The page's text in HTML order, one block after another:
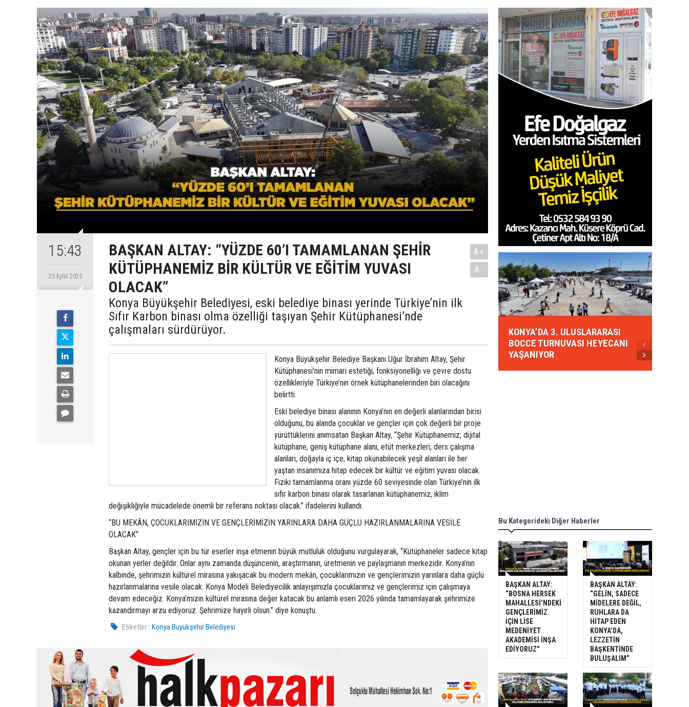
15:43
25 Eylül 2025
BAŞKAN ALTAY: “YÜZDE 60’I TAMAMLANAN ŞEHİR
KÜTÜPHANEMİZ BİR KÜLTÜR VE EĞİTİM YUVASI
OLACAK”
Konya Büyükşehir Belediyesi, eski belediye binası yerinde Türkiye’nin ilk
Sıfır Karbon binası olma özelliği taşıyan Şehir Kütüphanesi’nde
çalışmaları sürdürüyor.
A+
A-
Konya Büyükşehir Belediye Başkanı Uğur İbrahim Altay, Şehir
Kütüphanesi’nin mimari estetiği, fonksiyonelliği ve çevre dostu
özellikleriyle Türkiye’nin örnek kütüphanelerinden biri olacağını
belirtti.
Eski belediye binası alanının Konya’nın en değerli alanlarından birisi
olduğunu, bu alanda çocuklar ve gençler için çok değerli bir proje
yürüttüklerini anımsatan Başkan Altay, “Şehir Kütüphanemiz; dijital
kütüphane, geniş kütüphane alanı, etüt merkezleri, ders çalışma
alanları, doğayla iç içe, kitap okunabilecek yeşil alanları ile her
yaştan insanımıza hitap edecek bir kültür ve eğitim yuvası olacak.
Fiziki tamamlanma oranı yüzde 60 seviyesinde olan Türkiye’nin ilk
sıfır karbon binası olarak tasarlanan kütüphanemiz, iklim
değişikliğiyle mücadelede önemli bir referans noktası olacak.” ifadelerini kullandı.
“BU MEKÂN, ÇOCUKLARIMIZIN VE GENÇLERİMİZİN YARINLARA DAHA GÜÇLÜ HAZIRLANMALARINA VESİLE
OLACAK”
Başkan Altay, gençler için bu tür eserler inşa etmenin büyük mutluluk olduğunu vurgulayarak, “Kütüphaneler sadece kitap
okunan yerler değildir. Onlar aynı zamanda düşüncenin, araştırmanın, üretmenin ve paylaşmanın merkezidir. Konya’nın
kalbinde, şehrimizin kültürel mirasına yakışacak bu modern mekân, çocuklarımızın ve gençlerimizin yarınlara daha güçlü
hazırlanmalarına vesile olacak. Konya Modeli Belediyecilik anlayışımızla çocuklarımız ve gençlerimiz için çalışmaya
devam edeceğiz. Konya’mızın kültürel mirasına değer katacak bu anlamlı eseri 2026 yılında tamamlayarak şehrimize
kazandırmayı arzu ediyoruz. Şehrimize hayırlı olsun.” diye konuştu.
Etiketler : Konya Büyükşehir Belediyesi
KONYA’DA 3. ULUSLARARASI
BOCCE TURNUVASI HEYECANI
YAŞANIYOR
Bu Kategorideki Diğer Haberler
BAŞKAN ALTAY:
“BOSNA HERSEK
MAHALLESİ’NDEKİ
GENÇLERİMİZ
İÇİN LİSE
MEDENİYET
AKADEMİSİ İNŞA
EDİYORUZ”
BAŞKAN ALTAY:
“GELİN, SADECE
MİDELERE DEĞİL,
RUHLARA DA
HİTAP EDEN
KONYA’DA,
LEZZETİN
BAŞKENTİNDE
BULUŞALIM”